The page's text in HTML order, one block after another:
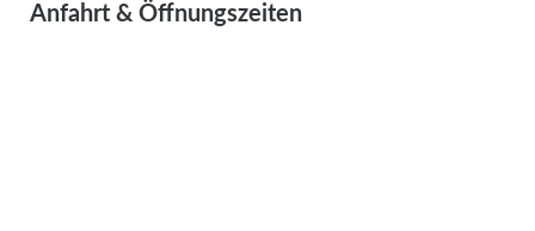
Anfahrt & Öffnungszeiten